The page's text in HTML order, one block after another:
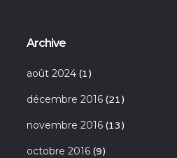
Archive
août 2024 (1)
décembre 2016 (21)
novembre 2016 (13)
octobre 2016 (9)